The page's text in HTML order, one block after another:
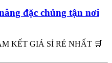
đặc chủng tận nơi
KẾT GIÁ SỈ RẺ NHẤT 🛒